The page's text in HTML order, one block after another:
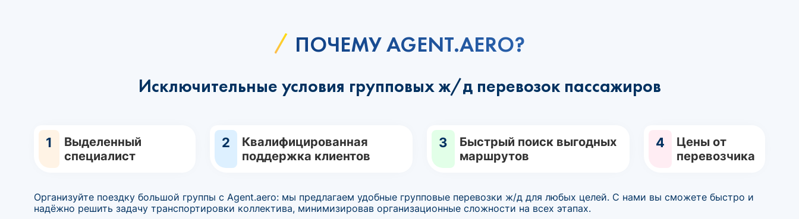
ПОЧЕМУ AGENT.AERO?
Исключительные условия групповых ж/д перевозок пассажиров
1
Выделенный
специалист
2
Квалифицированная
поддержка клиентов
3
Быстрый поиск выгодных
маршрутов
4
Цены от
перевозчика
Организуйте поездку большой группы с Agent.aero: мы предлагаем удобные групповые перевозки ж/д для любых целей. С нами вы сможете быстро и
надёжно решить задачу транспортировки коллектива, минимизировав организационные сложности на всех этапах.